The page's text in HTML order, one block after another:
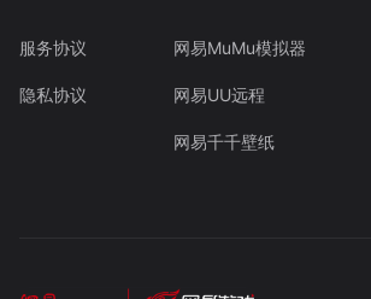
服务协议
隐私协议
网易MuMu模拟器
网易UU远程
网易千千壁纸